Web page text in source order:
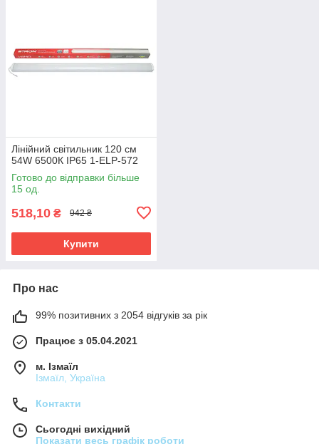
Лінійний світильник 120 см
54W 6500К ІР65 1-ELP-572
Готово до відправки більше
15 од.
518,10 ₴ 942 ₴
Купити
Про нас
99% позитивних з 2054 відгуків за рік
Працює з 05.04.2021
м. Ізмаїл
Ізмаїл, Україна
Контакти
Сьогодні вихідний
Показати весь графік роботи